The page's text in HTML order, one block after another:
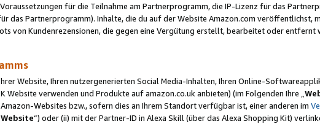
für die Teilnahme am Partnerprogramm, die IP-Lizenz für das
das Partnerprogramm). Inhalte, die du auf der Website Amazon.com veröffentlichst,
von Kundenrezensionen, die gegen eine Vergütung erstellt, bearbeitet oder entfernt
Website, Ihren nutzergenerierten Social Media-Inhalten, Ihren Online-
Website verwenden und Produkte auf amazon.co.uk anbieten) (im Folgenden Ihre „
Websites bzw., sofern dies an Ihrem Standort verfügbar ist, einer anderen im
“) oder (ii) mit der Partner-ID in Alexa Skill (über das Alexa Shopping Kit)